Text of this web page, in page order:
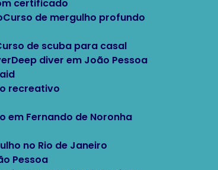
certificado
Curso de mergulho profundo
Curso de scuba para casal
Deep diver em João Pessoa
recreativo
em Fernando de Noronha
no Rio de Janeiro
Pessoa